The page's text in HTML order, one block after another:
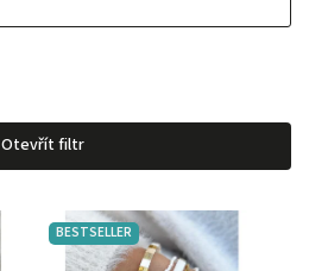
Otevřít filtr
BESTSELLER